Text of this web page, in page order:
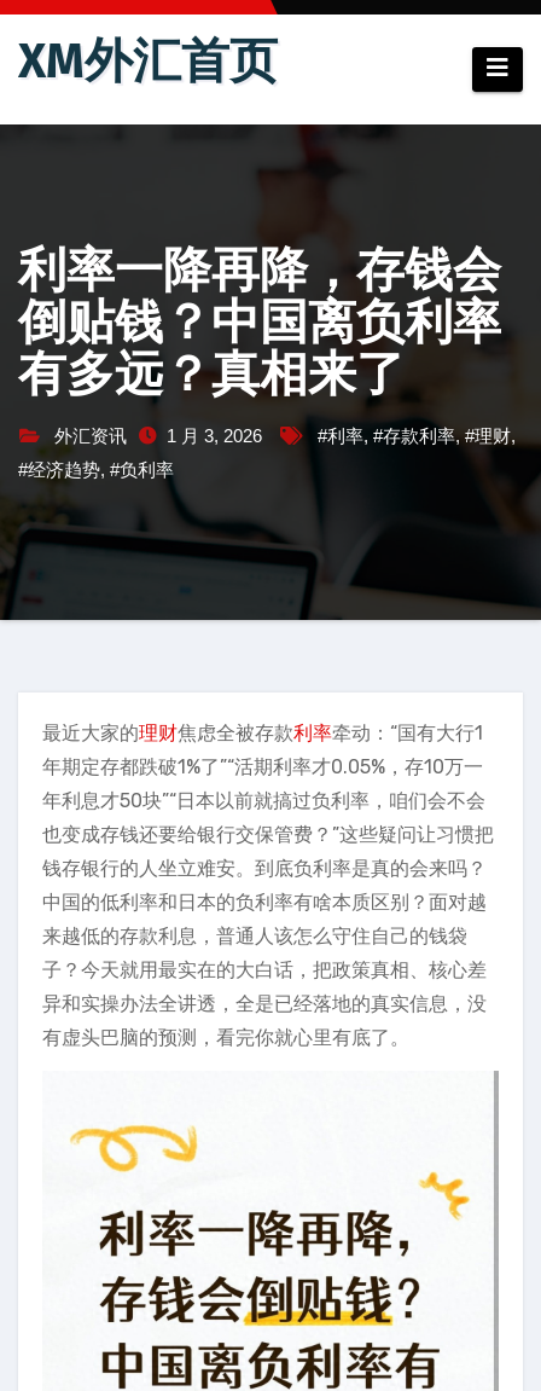
跳
XM外汇首页
利率一降再降，存钱会
倒贴钱？中国离负利率
有多远？真相来了
外汇资讯 1 月 3, 2026 #利率, #存款利率, #理财,
#经济趋势, #负利率
最近大家的理财焦虑全被存款利率牵动：“国有大行1
年期定存都跌破1%了”“活期利率才0.05%，存10万一
年利息才50块”“日本以前就搞过负利率，咱们会不会
也变成存钱还要给银行交保管费？”这些疑问让习惯把
钱存银行的人坐立难安。到底负利率是真的会来吗？
中国的低利率和日本的负利率有啥本质区别？面对越
来越低的存款利息，普通人该怎么守住自己的钱袋
子？今天就用最实在的大白话，把政策真相、核心差
异和实操办法全讲透，全是已经落地的真实信息，没
有虚头巴脑的预测，看完你就心里有底了。